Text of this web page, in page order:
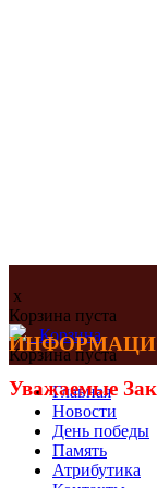
x
Корзина пуста
Корзина
Корзина пуста
Уважаемые
Главная
Новости
День победы
Память
Атрибутика